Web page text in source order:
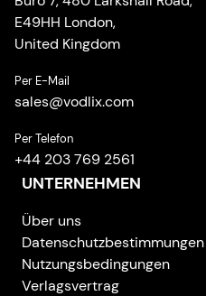
E49HH London,
United Kingdom
Per E-Mail
sales@vodlix.com
Per Telefon
+44 203 769 2561
UNTERNEHMEN
Über uns
Datenschutzbestimmungen
Nutzungsbedingungen
Verlagsvertrag